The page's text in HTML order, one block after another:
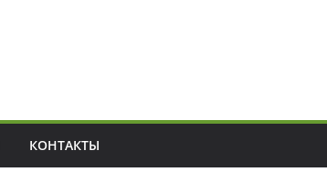
КОНТАКТЫ